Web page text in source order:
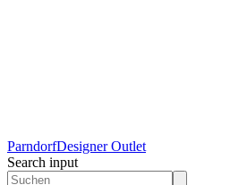
ParndorfDesigner Outlet
Search input